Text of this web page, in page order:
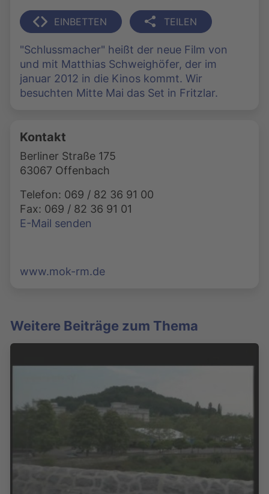
EINBETTEN TEILEN
"Schlussmacher" heißt der neue Film von
und mit Matthias Schweighöfer, der im
januar 2012 in die Kinos kommt. Wir
besuchten Mitte Mai das Set in Fritzlar.
Kontakt
Berliner Straße 175
63067 Offenbach
Telefon: 069 / 82 36 91 00
Fax: 069 / 82 36 91 01
E-Mail senden
www.mok-rm.de
Weitere Beiträge zum Thema